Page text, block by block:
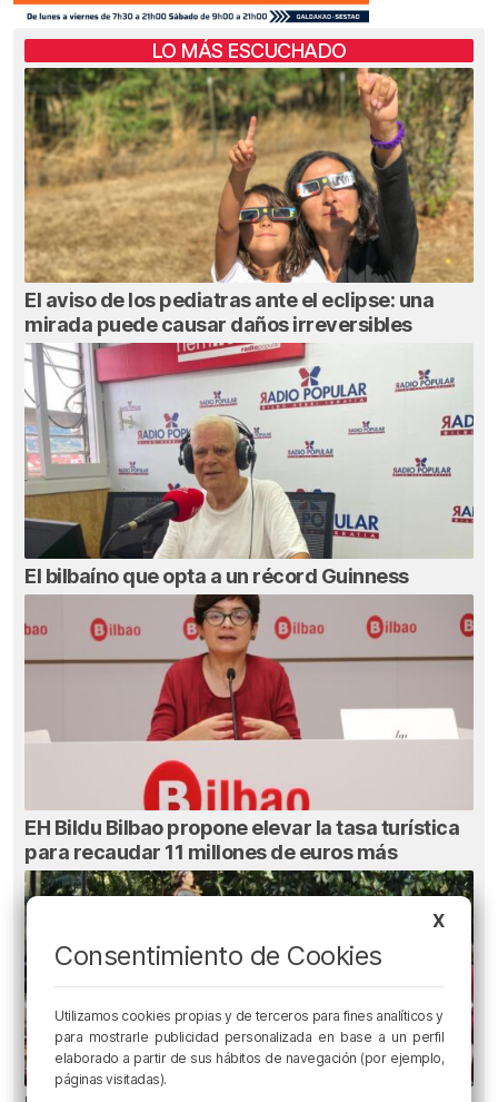
LO MÁS ESCUCHADO
El aviso de los pediatras ante el eclipse: una
mirada puede causar daños irreversibles
El bilbaíno que opta a un récord Guinness
EH Bildu Bilbao propone elevar la tasa turística
para recaudar 11 millones de euros más
X
Consentimiento de Cookies
Utilizamos cookies propias y de terceros para fines analíticos y
para mostrarle publicidad personalizada en base a un perfil
elaborado a partir de sus hábitos de navegación (por ejemplo,
páginas visitadas).